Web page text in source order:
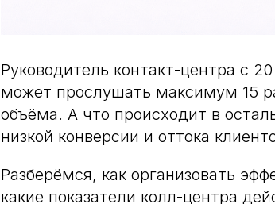
Руководитель контакт-центра с
может прослушать максимум 15
объёма. А что происходит в
низкой конверсии и оттока
Разберёмся, как организовать
какие показатели колл-центра